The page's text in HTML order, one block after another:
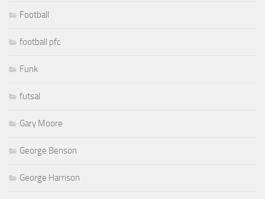
Football
football pfc
Funk
futsal
Gary Moore
George Benson
George Harrison